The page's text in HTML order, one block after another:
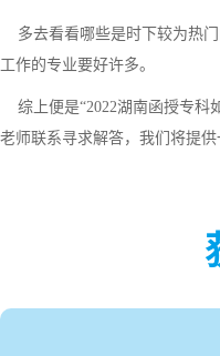
多去看看哪些是时下较为热门
工作的专业要好许多。
综上便是“2022湖南函授专科
老师联系寻求解答，我们将提